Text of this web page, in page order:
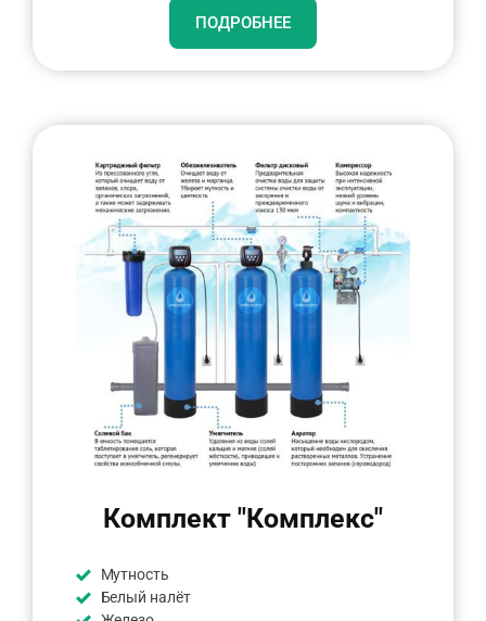
ПОДРОБНЕЕ
Комплект "Комплекс"
Мутность
Белый налёт